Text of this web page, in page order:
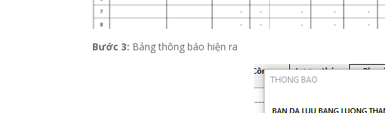
Bước 3: Bảng thông báo hiện ra